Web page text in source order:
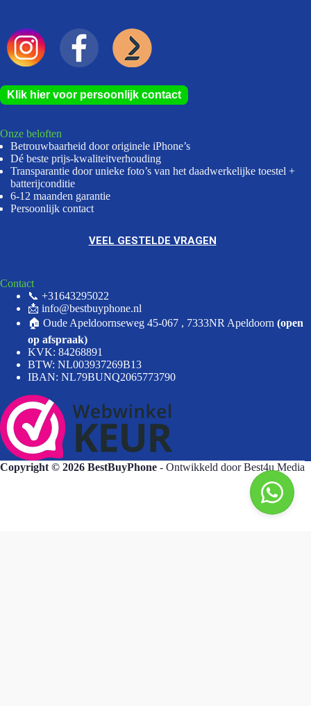
Klik hier voor persoonlijk contact
Onze beloften
Betrouwbaarheid door originele iPhone’s
Dé beste prijs-kwaliteitverhouding
Transparantie door unieke foto’s van het daadwerkelijke toestel +
batterijconditie
6-12 maanden garantie
Persoonlijk contact
VEEL GESTELDE VRAGEN
Contact
📞 +31643295022
📩 info@bestbuyphone.nl
🏠 Oude Apeldoornseweg 45-067 , 7333NR Apeldoorn (open
op afspraak)
KVK: 84268891
BTW: NL003937269B13
IBAN: NL79BUNQ2065773790
Copyright © 2026 BestBuyPhone - Ontwikkeld doorBest4u Media